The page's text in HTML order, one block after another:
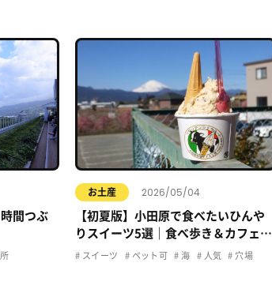
間つぶ
お土産 2026/05/04
【初夏版】小田原で食べたいひんや
りスイーツ5選｜食べ歩き＆カフェま
とめ
スイーツ ペット可 海 人気 穴場